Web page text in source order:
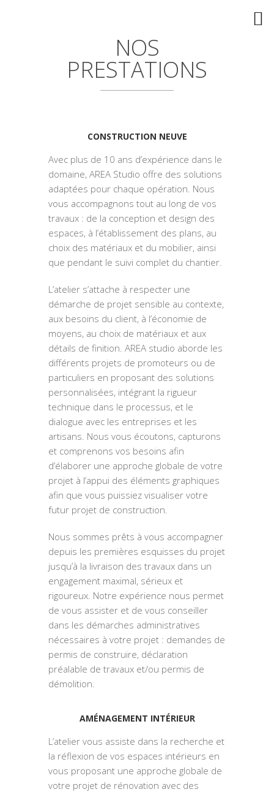
NOS
PRESTATIONS
CONSTRUCTION NEUVE
Avec plus de 10 ans d’expérience dans le
domaine, AREA Studio offre des solutions
adaptées pour chaque opération. Nous
vous accompagnons tout au long de vos
travaux : de la conception et design des
espaces, à l’établissement des plans, au
choix des matériaux et du mobilier, ainsi
que pendant le suivi complet du chantier.
L’atelier s’attache à respecter une
démarche de projet sensible au contexte,
aux besoins du client, à l’économie de
moyens, au choix de matériaux et aux
détails de finition. AREA studio aborde les
différents projets de promoteurs ou de
particuliers en proposant des solutions
personnalisées, intégrant la rigueur
technique dans le processus, et le
dialogue avec les entreprises et les
artisans. Nous vous écoutons, capturons
et comprenons vos besoins afin
d’élaborer une approche globale de votre
projet à l’appui des éléments graphiques
afin que vous puissiez visualiser votre
futur projet de construction.
Nous sommes prêts à vous accompagner
depuis les premières esquisses du projet
jusqu’à la livraison des travaux dans un
engagement maximal, sérieux et
rigoureux. Notre expérience nous permet
de vous assister et de vous conseiller
dans les démarches administratives
nécessaires à votre projet : demandes de
permis de construire, déclaration
préalable de travaux et/ou permis de
démolition.
AMÉNAGEMENT INTÉRIEUR
L’atelier vous assiste dans la recherche et
la réflexion de vos espaces intérieurs en
vous proposant une approche globale de
votre projet de rénovation avec des